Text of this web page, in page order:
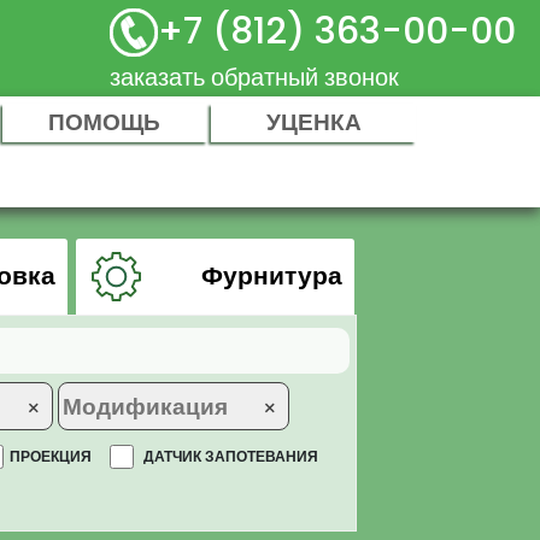
+7 (812) 363-00-00
заказать обратный звонок
ПОМОЩЬ УЦЕНКА
Фурнитура
× ×
ПРОЕКЦИЯ ДАТЧИК ЗАПОТЕВАНИЯ